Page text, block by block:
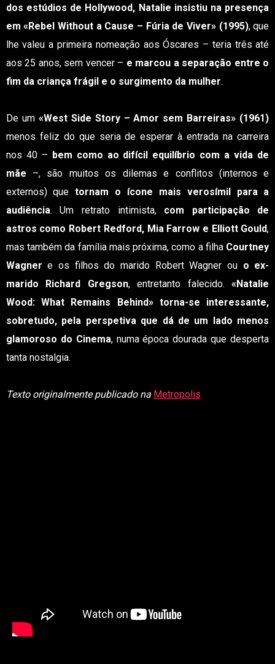
dos estúdios de Hollywood, Natalie insistiu na presença
em «Rebel Without a Cause – Fúria de Viver» (1995), que
lhe valeu a primeira nomeação aos Óscares – teria três até
aos 25 anos, sem vencer – e marcou a separação entre o
fim da criança frágil e o surgimento da mulher.
De um «West Side Story – Amor sem Barreiras» (1961)
menos feliz do que seria de esperar à entrada na carreira
nos 40 – bem como ao difícil equilíbrio com a vida de
mãe –, são muitos os dilemas e conflitos (internos e
externos) quetornam o ícone mais verosímil para a
audiência. Um retrato intimista, com participação de
astros como Robert Redford, Mia Farrow e Elliott Gould,
mas também da família mais próxima, como a filha Courtney
Wagner e os filhos do marido Robert Wagner ou o ex-
marido Richard Gregson, entretanto falecido.«Natalie
Wood: What Remains Behind» torna-se interessante,
sobretudo, pela perspetiva que dá de um lado menos
glamoroso do Cinema, numa época dourada que desperta
tanta nostalgia.
Texto originalmente publicado na Metropolis